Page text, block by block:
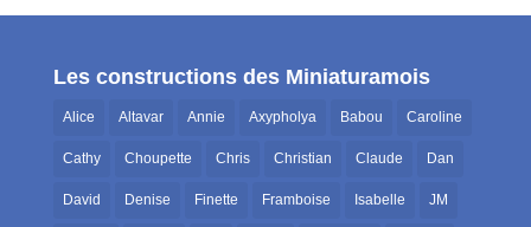
Les constructions des Miniaturamois
Alice Altavar Annie Axypholya Babou Caroline
Cathy Choupette Chris Christian Claude Dan
David Denise Finette Framboise Isabelle JM